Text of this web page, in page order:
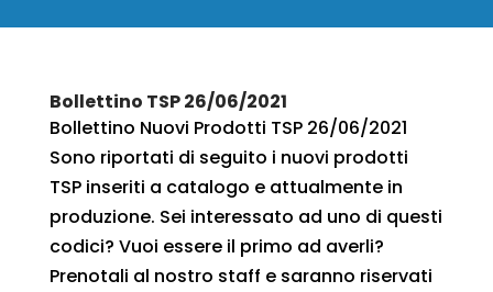
Bollettino TSP 26/06/2021
Bollettino Nuovi Prodotti TSP 26/06/2021
Sono riportati di seguito i nuovi prodotti
TSP inseriti a catalogo e attualmente in
produzione. Sei interessato ad uno di questi
codici? Vuoi essere il primo ad averli?
Prenotali al nostro staff e saranno riservati